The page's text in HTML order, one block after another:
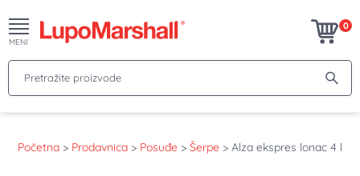
MENI
0
Pretražite proizvode
Početna > Prodavnica > Posuđe > Šerpe > Alza ekspres lonac 4 l